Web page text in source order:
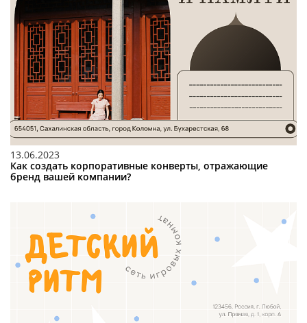
13.06.2023
Как создать корпоративные конверты, отражающие
бренд вашей компании?